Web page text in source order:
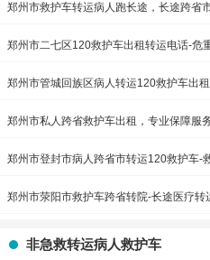
郑州市救护车转运病人跑长途，长途跨省
郑州市二七区120救护车出租转运电话-危
郑州市管城回族区病人转运120救护车出
郑州市私人跨省救护车出租，专业保障服
郑州市登封市病人跨省市转运120救护车-
郑州市荥阳市救护车跨省转院-长途医疗转
非急救转运病人救护车